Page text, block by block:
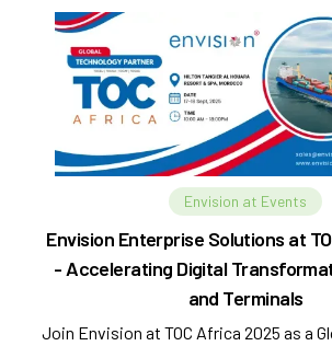
Envision at Events
Envision Enterprise Solutions at
- Accelerating Digital
and Terminals
Join Envision at TOC Africa 2025 as a